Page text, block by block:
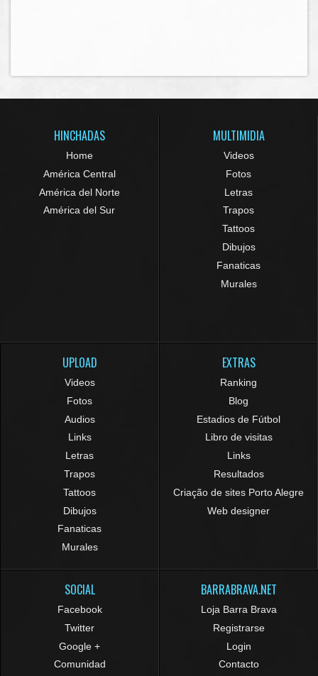
HINCHADAS
Home
América Central
América del Norte
América del Sur
MULTIMIDIA
Videos
Fotos
Letras
Trapos
Tattoos
Dibujos
Fanaticas
Murales
UPLOAD
Videos
Fotos
Audios
Links
Letras
Trapos
Tattoos
Dibujos
Fanaticas
Murales
EXTRAS
Ranking
Blog
Estadios de Fútbol
Libro de visitas
Links
Resultados
Criação de sites Porto Alegre
Web designer
SOCIAL
Facebook
Twitter
Google +
Comunidad
BARRABRAVA.NET
Loja Barra Brava
Registrarse
Login
Contacto